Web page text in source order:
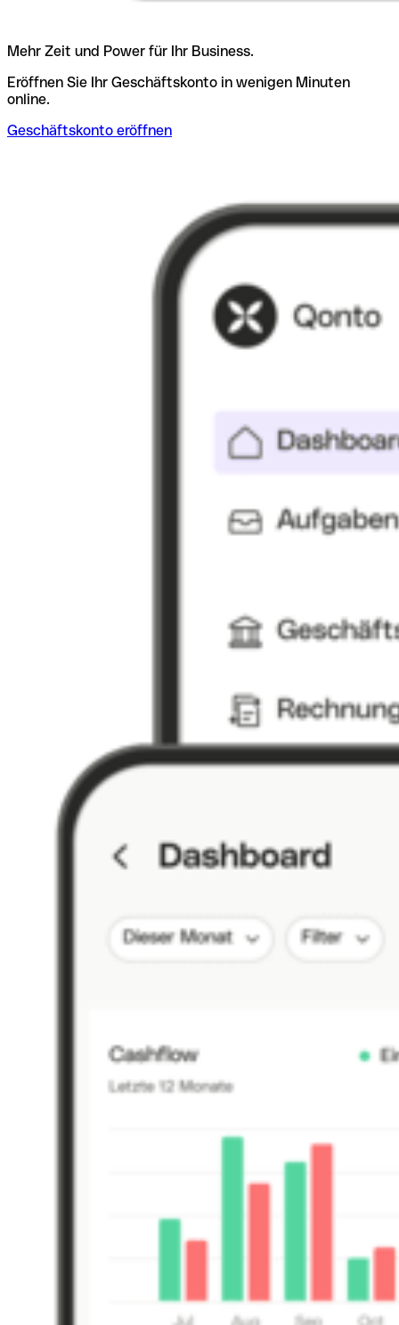
Mehr Zeit und Power für Ihr Business.
Eröffnen Sie Ihr Geschäftskonto in wenigen Minuten
online.
Geschäftskonto eröffnen